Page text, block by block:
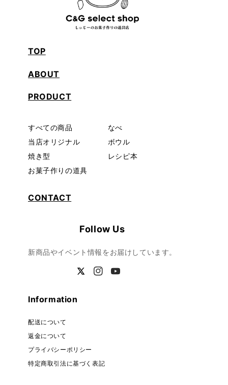
TOP
ABOUT
PRODUCT
すべての商品
当店オリジナル
焼き型
お菓子作りの道具
なべ
ボウル
レシピ本
CONTACT
Follow Us
新商品やイベント情報をお届けしています。
TwitterInstagram
YouTube
Information
配送について
返金について
プライバシーポリシー
特定商取引法に基づく表記